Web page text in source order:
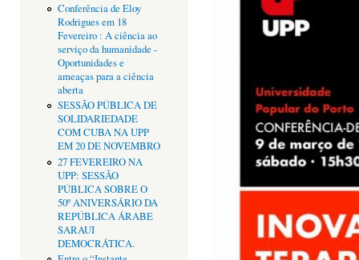
Conferência de Eloy
Rodrigues em 18
Fevereiro : A ciência ao
serviço da humanidade -
Oportunidades e
ameaças para a ciência
aberta
SESSÃO PÚBLICA DE
SOLIDARIEDADE
COM CUBA NA UPP
EM 20 DE NOVEMBRO
27 FEVEREIRO NA
UPP: SESSÃO
PÚBLICA SOBRE O
50º ANIVERSÁRIO DA
REPÚBLICA ÁRABE
SARAUI
DEMOCRÁTICA.